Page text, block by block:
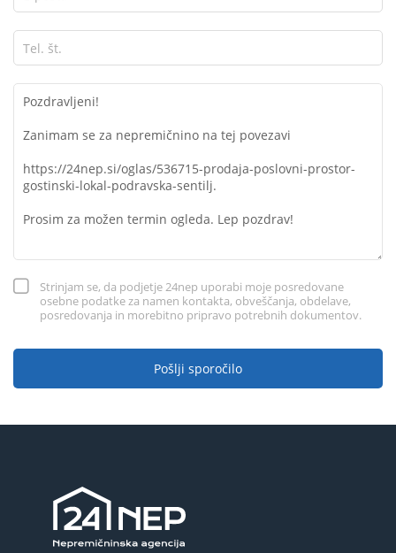
Strinjam se, da podjetje 24nep uporabi moje posredovane
osebne podatke za namen kontakta, obveščanja, obdelave,
posredovanja in morebitno pripravo potrebnih dokumentov.
Pošlji sporočilo